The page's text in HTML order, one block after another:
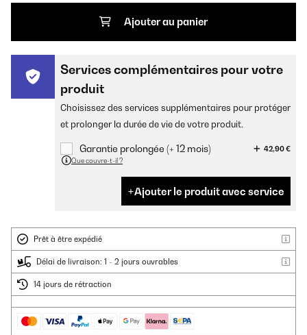
Ajouter au panier
Services complémentaires pour votre
produit
Choisissez des services supplémentaires pour protéger
et prolonger la durée de vie de votre produit.
Garantie prolongée (+ 12 mois)
42,90 €
Que couvre-t-il ?
Ajouter le produit avec service
Prêt à être expédié
Délai de livraison: 1 - 2 jours ouvrables
14 jours de rétraction